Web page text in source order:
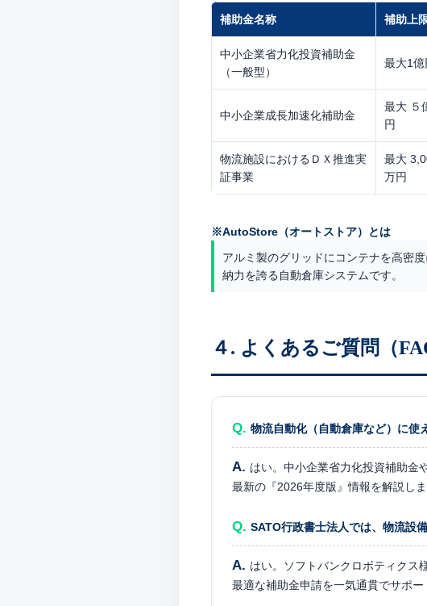
補助金名称 補助上
中小企業省力化投資補助金
（一般型）
最大1億
中小企業成長加速化補助金
最大 ５
円
物流施設におけるＤＸ推進実
証事業
最大
万円
※AutoStore（オートストア）とは
アルミ製のグリッドにコンテナを高密
納力を誇る自動倉庫システムです。
４. よくあるご質問（
物流自動化（自動倉庫など）に使
はい。中小企業省力化投資補助金
最新の『2026年度版』情報を解説しま
SATO行政書士法人では、物流設
はい。ソフトバンクロボティクス
最適な補助金申請を一気通貫でサポー